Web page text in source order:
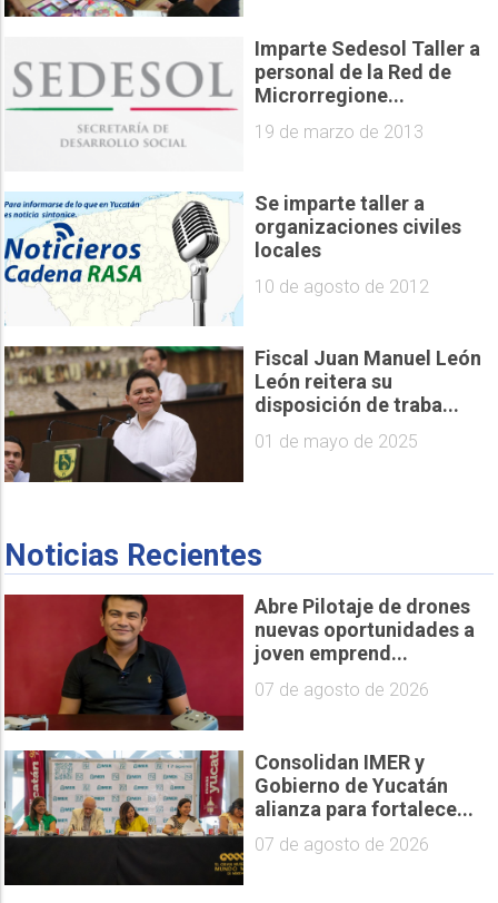
Imparte Sedesol Taller a
personal de la Red de
Microrregione...
19 de marzo de 2013
Se imparte taller a
organizaciones civiles
locales
10 de agosto de 2012
Fiscal Juan Manuel León
León reitera su
disposición de traba...
01 de mayo de 2025
Noticias Recientes
Abre Pilotaje de drones
nuevas oportunidades a
joven emprend...
07 de agosto de 2026
Consolidan IMER y
Gobierno de Yucatán
alianza para fortalece...
07 de agosto de 2026